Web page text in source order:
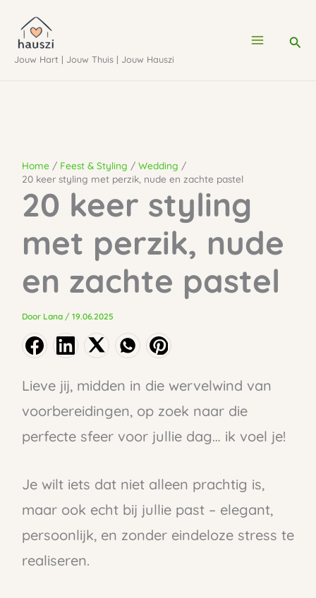
naar
deJouw Hart | Jouw Thuis | Jouw Hauszi
Home Feest & Styling
Wedding
20 keer styling met perzik, nude en zachte pastel
20 keer styling
met perzik, nude
en zachte pastel
Door Lana / 19.06.2025
Lieve jij, midden in die wervelwind van
voorbereidingen, op zoek naar die
perfecte sfeer voor jullie dag… ik voel je!
Je wilt iets dat niet alleen prachtig is,
maar ook echt bij jullie past – elegant,
persoonlijk, en zonder eindeloze stress te
realiseren.